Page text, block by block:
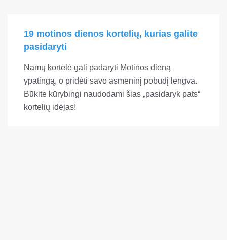
19 motinos dienos kortelių, kurias galite
pasidaryti
Namų kortelė gali padaryti Motinos dieną
ypatingą, o pridėti savo asmeninį pobūdį lengva.
Būkite kūrybingi naudodami šias „pasidaryk pats“
kortelių idėjas!